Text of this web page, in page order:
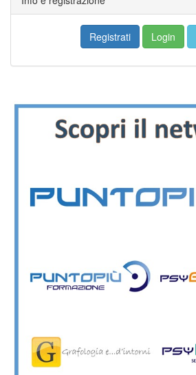
Registrati Login